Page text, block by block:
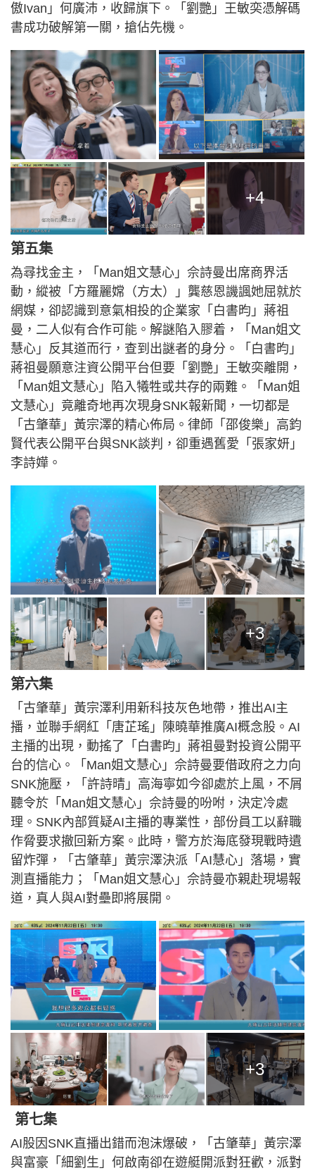
傲Ivan」何廣沛，收歸旗下。「劉艷」王敏奕憑解碼
書成功破解第一關，搶佔先機。
+4
第五集
為尋找金主，「Man姐文慧心」佘詩曼出席商界活
動，縱被「方羅麗嫦（方太）」龔慈恩譏諷她屈就於
網媒，卻認識到意氣相投的企業家「白書昀」蔣祖
曼，二人似有合作可能。解謎陷入膠着，「Man姐文
慧心」反其道而行，查到出謎者的身分。「白書昀」
蔣祖曼願意注資公開平台但要「劉艷」王敏奕離開，
「Man姐文慧心」陷入犧牲或共存的兩難。「Man姐
文慧心」竟離奇地再次現身SNK報新聞，一切都是
「古肇華」黃宗澤的精心佈局。律師「邵俊樂」高鈞
賢代表公開平台與SNK談判，卻重遇舊愛「張家妍」
李詩嬅。
+3
第六集
「古肇華」黃宗澤利用新科技灰色地帶，推出AI主
播，並聯手網紅「唐芷瑤」陳曉華推廣AI概念股。AI
主播的出現，動搖了「白書昀」蔣祖曼對投資公開平
台的信心。「Man姐文慧心」佘詩曼要借政府之力向
SNK施壓，「許詩晴」高海寧如今卻處於上風，不屑
聽令於「Man姐文慧心」佘詩曼的吩咐，決定冷處
理。SNK內部質疑AI主播的專業性，部份員工以辭職
作脅要求撤回新方案。此時，警方於海底發現戰時遺
留炸彈，「古肇華」黃宗澤決派「AI慧心」落場，實
測直播能力；「Man姐文慧心」佘詩曼亦親赴現場報
道，真人與AI對壘即將展開。
+3
第七集
AI股因SNK直播出錯而泡沫爆破，「古肇華」黃宗澤
與富豪「細劉生」何啟南卻在遊艇開派對狂歡，派對